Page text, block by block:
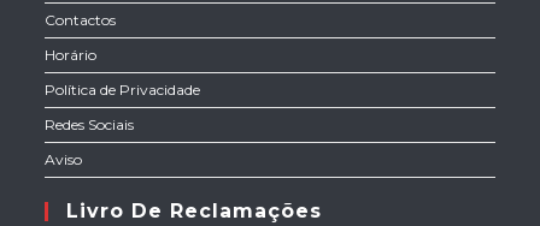
Contactos
Horário
Política de Privacidade
Redes Sociais
Aviso
Livro De Reclamações